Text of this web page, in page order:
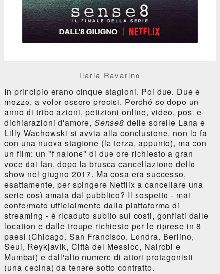
Ilaria Ravarino
In principio erano cinque stagioni. Poi due. Due e
mezzo, a voler essere precisi. Perché se dopo un
anno di tribolazioni, petizioni online, video, post e
dichiarazioni d'amore, Sense8 delle sorelle Lana e
Lilly Wachowski si avvia alla conclusione, non lo fa
con una nuova stagione (la terza, appunto), ma con
un film: un "finalone" di due ore richiesto a gran
voce dai fan, dopo la brusca cancellazione dello
show nel giugno 2017. Ma cosa era successo,
esattamente, per spingere Netflix a cancellare una
serie così amata dal pubblico? Il sospetto - mai
confermato ufficialmente dalla piattaforma di
streaming - è ricaduto subito sui costi, gonfiati dalle
location e dalle troupe richieste per le riprese in 8
paesi (Chicago, San Francisco, Londra, Berlino,
Seul, Reykjavík, Città del Messico, Nairobi e
Mumbai) e dall'alto numero di attori protagonisti
(una decina) da tenere sotto contratto.